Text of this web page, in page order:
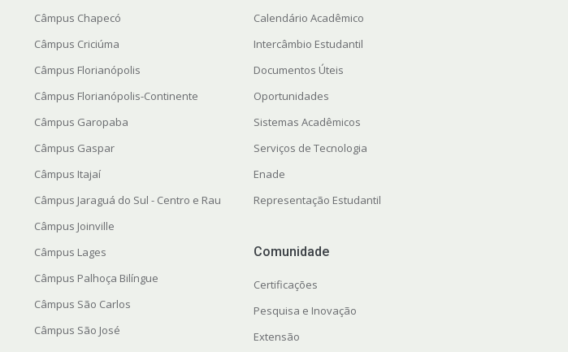
Câmpus Chapecó
Câmpus Criciúma
Câmpus Florianópolis
Câmpus Florianópolis-Continente
Câmpus Garopaba
Câmpus Gaspar
Câmpus Itajaí
Câmpus Jaraguá do Sul - Centro e Rau
Câmpus Joinville
Câmpus Lages
Câmpus Palhoça Bilíngue
Câmpus São Carlos
Câmpus São José
Calendário Acadêmico
Intercâmbio Estudantil
Documentos Úteis
Oportunidades
Sistemas Acadêmicos
Serviços de Tecnologia
Enade
Representação Estudantil
Comunidade
Certificações
Pesquisa e Inovação
Extensão